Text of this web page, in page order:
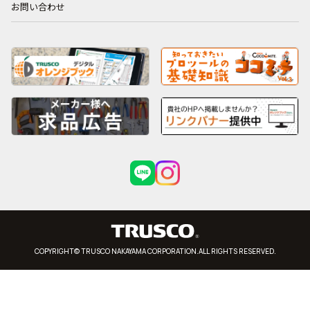
お問い合わせ
COPYRIGHT© TRUSCO NAKAYAMA CORPORATION.ALL RIGHTS RESERVED.